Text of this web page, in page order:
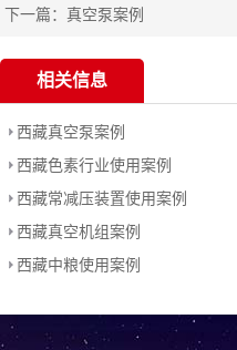
下一篇：真空泵案例
相关信息
西藏真空泵案例
西藏色素行业使用案例
西藏常减压装置使用案例
西藏真空机组案例
西藏中粮使用案例